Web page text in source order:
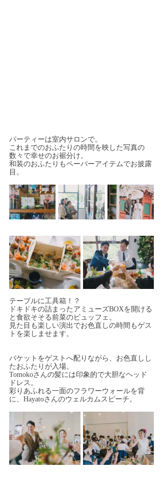
パーティーは室内サロンで。
これまでのおふたりの時間を映した写真の
数々で幸せのお裾分け。
和装のおふたりもペーパーアイテムでお披露
目。
テーブルに工具箱！？
ドキドキの詰まったアミューズBOXを開ける
と食欲そそる前菜のビュッフェ。
見た目も楽しい演出でお色直しの時間もゲス
トを楽しませます。
バケットをゲストへ配りながら、お色直しし
たおふたりが入場。
Tomokoさんの髪には印象的で大胆なヘッド
ドレス。
彩りあふれる一面のフラワーウォールを背
に、Hayatoさんのウェルカムスピーチ。